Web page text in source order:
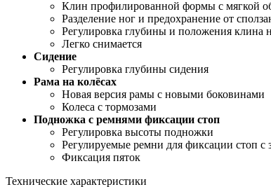
Клин профилированной формы с мягкой
Разделение ног и предохранение от
Регулировка глубины и положения клина
Легко снимается
Сидение
Регулировка глубины сидения
Рама на колёсах
Новая версия рамы с новыми боковинами
Колеса с тормозами
Подножка с ремнями фиксации стоп
Регулировка высоты подножки
Регулируемые ремни для фиксации стоп с
Фиксация пяток
Технические характеристики